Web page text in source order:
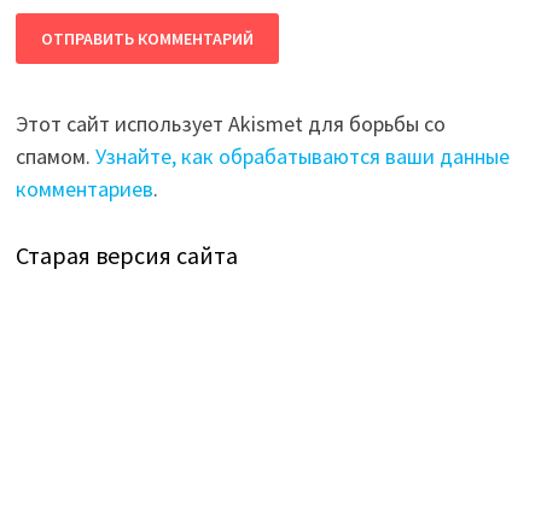
Этот сайт использует Akismet для борьбы со
спамом.Узнайте, как обрабатываются ваши данные
комментариев.
Старая версия сайта